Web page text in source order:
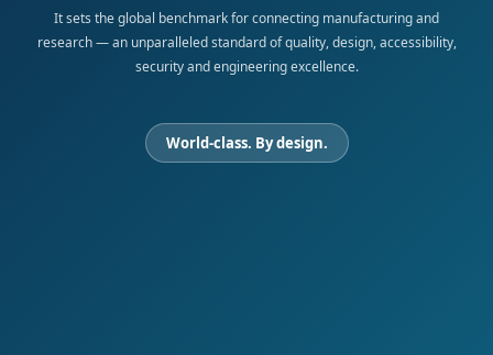
It sets the global benchmark for connecting manufacturing and
research — an unparalleled standard of quality, design, accessibility,
security and engineering excellence.
World-class. By design.